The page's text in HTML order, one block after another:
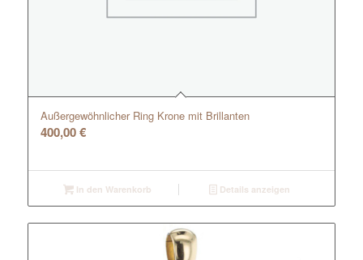
Außergewöhnlicher Ring Krone mit Brillanten
400,00€
In den Warenkorb Details anzeigen